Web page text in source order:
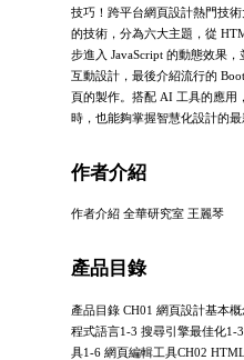
技巧！跨平台網頁設計熱門技
的技術，分為六大主題，從
步進入 JavaScript 的動態效果
互動設計，最後介紹流行的
頁的製作。搭配 AI 工具的應用
時，也能夠掌握智慧化設計的最
作者介紹
作者介紹 全華研究室 王麗琴
產品目錄
產品目錄 CH01 網頁設計基本
程式語言1-3 搜尋引擎最佳化1-
具1-6 網頁編輯工具CH02